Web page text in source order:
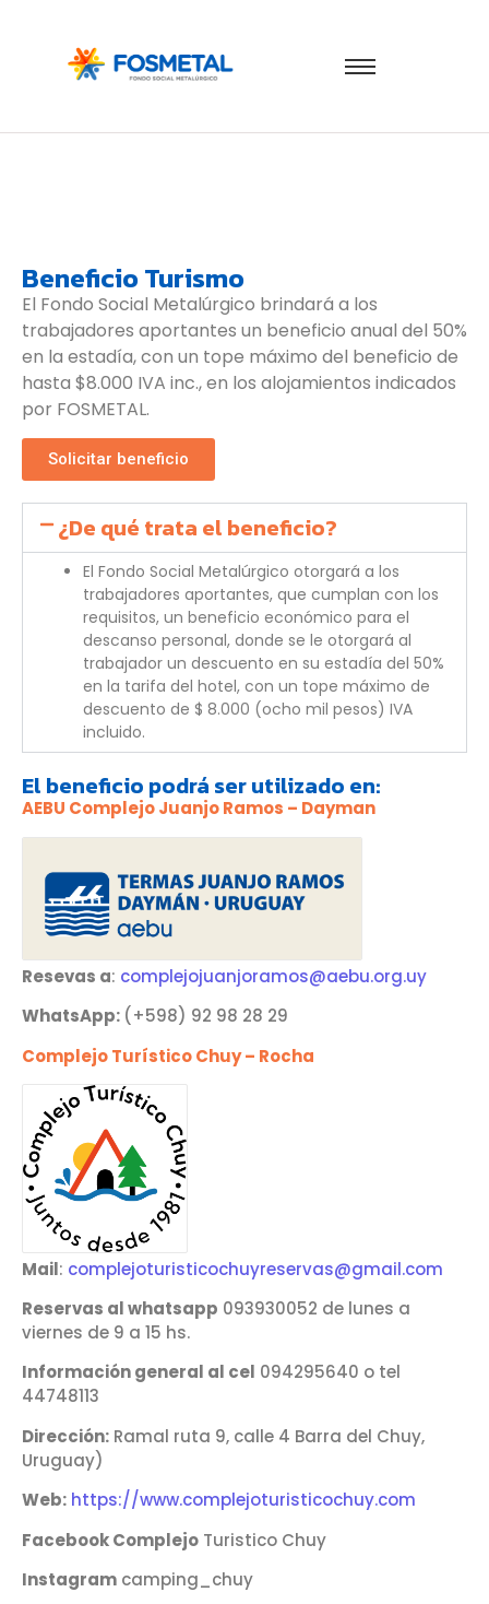
Beneficio Turismo
El Fondo Social Metalúrgico brindará a los
trabajadores aportantes un beneficio anual del 50%
en la estadía, con un tope máximo del beneficio de
hasta $8.000 IVA inc., en los alojamientos indicados
por FOSMETAL.
Solicitar beneficio
¿De qué trata el beneficio?
El Fondo Social Metalúrgico otorgará a los
trabajadores aportantes, que cumplan con los
requisitos, un beneficio económico para el
descanso personal, donde se le otorgará al
trabajador un descuento en su estadía del 50%
en la tarifa del hotel, con un tope máximo de
descuento de $ 8.000 (ocho mil pesos) IVA
incluido.
El beneficio podrá ser utilizado en:
AEBU Complejo Juanjo Ramos – Dayman
Resevas a: complejojuanjoramos@aebu.org.uy
WhatsApp: (+598) 92 98 28 29
Complejo Turístico Chuy – Rocha
Mail: complejoturisticochuyreservas@gmail.com
Reservas al whatsapp 093930052 de lunes a
viernes de 9 a 15 hs.
Información general al cel 094295640 o tel
44748113
Dirección: Ramal ruta 9, calle 4 Barra del Chuy,
Uruguay)
Web: https://www.complejoturisticochuy.com
Facebook Complejo Turistico Chuy
Instagram camping_chuy